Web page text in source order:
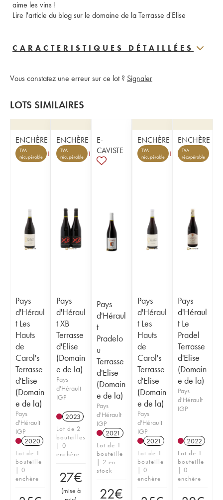
aime les vins !
Lire l'article du blog sur le domaine de la Terrasse d'Elise
CARACTERISTIQUES DÉTAILLÉES
Vous constatez une erreur sur ce lot ? Signaler
LOTS SIMILAIRES
ENCHÈRE
TVA
récupérable
1
Pays
d'Héraul
t Les
Hauts
de
Carol's
Terrasse
d'Elise
(Domain
e de la)
Pays
d'Hérault
IGP
2020
Lot de 1
bouteille
| 0
enchère
ENCHÈRE
TVA
récupérable
1
Pays
d'Héraul
t XB
Terrasse
d'Elise
(Domain
e de la)
Pays
d'Hérault
IGP
2023
Lot de 2
bouteilles
| 0
enchère
27€
(mise à
E-
CAVISTE
Pays
d'Héraul
t
Pradelo
u
Terrasse
d'Elise
(Domain
e de la)
Pays
d'Hérault
IGP
2021
Lot de 1
bouteille
| 2 en
stock
22€
ENCHÈRE
TVA
récupérable
1
Pays
d'Héraul
t Les
Hauts
de
Carol's
Terrasse
d'Elise
(Domain
e de la)
Pays
d'Hérault
IGP
2021
Lot de 1
bouteille
| 0
enchère
ENCHÈRE
TVA
récupérable
Pays
d'Héraul
t Le
Pradel
Terrasse
d'Elise
(Domain
e de la)
Pays
d'Hérault
IGP
2022
Lot de 1
bouteille
| 0
enchère